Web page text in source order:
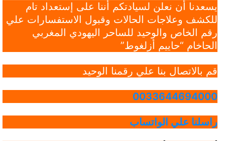
يسعدنا أن نعلن لسيادتكم أننا على إستعداد تام
للكشف وعلاجات الحالات وقبول الاستفسارات علي
رقم الخاص والوحيد للساحر اليهودي المغربي
الحاخام “حاييم أزلغوط”
قم بالاتصال بنا علي رقمنا الوحيد
0033644694000
راسلنا علي الواتساب